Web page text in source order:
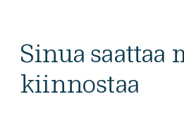
Sinua saattaa
kiinnostaa